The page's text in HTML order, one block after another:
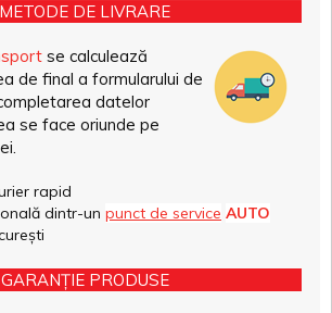
METODE DE LIVRARE
se calculează
de final a formularului de
datelor
se face oriunde pe
rapid
dintr-un punct de service AUTO
GARANȚIE PRODUSE